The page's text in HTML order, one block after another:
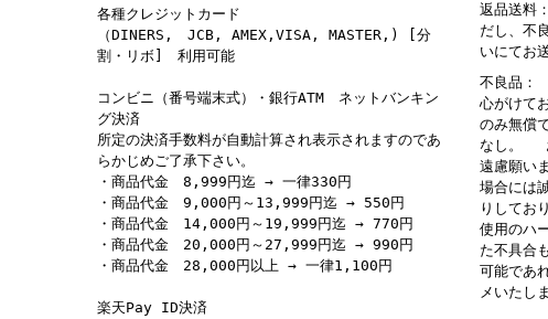
各種クレジットカード
（DINERS, JCB, AMEX,VISA, MASTER,) [分
割・リボ] 利用可能
コンビニ（番号端末式）・銀行ATM ネットバンキン
グ決済
所定の決済手数料が自動計算され表示されますのであ
らかじめご了承下さい。
・商品代金 8,999円迄 → 一律330円
・商品代金 9,000円～13,999円迄 → 550円
・商品代金 14,000円～19,999円迄 → 770円
・商品代金 20,000円～27,999円迄 → 990円
・商品代金 28,000円以上 → 一律1,100円
楽天Pay ID決済
返品送料
だし、不
いにてお
不良品：
心がけて
のみ無償
なし。
遠慮願い
場合には
りしてお
使用のハ
た不具合
可能であ
メいたし